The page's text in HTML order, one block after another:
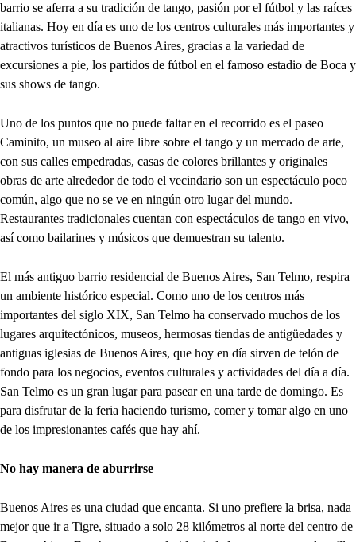
barrio se aferra a su tradición de tango, pasión por el fútbol y las raíces
italianas. Hoy en día es uno de los centros culturales más importantes y
atractivos turísticos de Buenos Aires, gracias a la variedad de
excursiones a pie, los partidos de fútbol en el famoso estadio de Boca y
sus shows de tango.
Uno de los puntos que no puede faltar en el recorrido es el paseo
Caminito, un museo al aire libre sobre el tango y un mercado de arte,
con sus calles empedradas, casas de colores brillantes y originales
obras de arte alrededor de todo el vecindario son un espectáculo poco
común, algo que no se ve en ningún otro lugar del mundo.
Restaurantes tradicionales cuentan con espectáculos de tango en vivo,
así como bailarines y músicos que demuestran su talento.
El más antiguo barrio residencial de Buenos Aires, San Telmo, respira
un ambiente histórico especial. Como uno de los centros más
importantes del siglo XIX, San Telmo ha conservado muchos de los
lugares arquitectónicos, museos, hermosas tiendas de antigüedades y
antiguas iglesias de Buenos Aires, que hoy en día sirven de telón de
fondo para los negocios, eventos culturales y actividades del día a día.
San Telmo es un gran lugar para pasear en una tarde de domingo. Es
para disfrutar de la feria haciendo turismo, comer y tomar algo en uno
de los impresionantes cafés que hay ahí.
No hay manera de aburrirse
Buenos Aires es una ciudad que encanta. Si uno prefiere la brisa, nada
mejor que ir a Tigre, situado a solo 28 kilómetros al norte del centro de